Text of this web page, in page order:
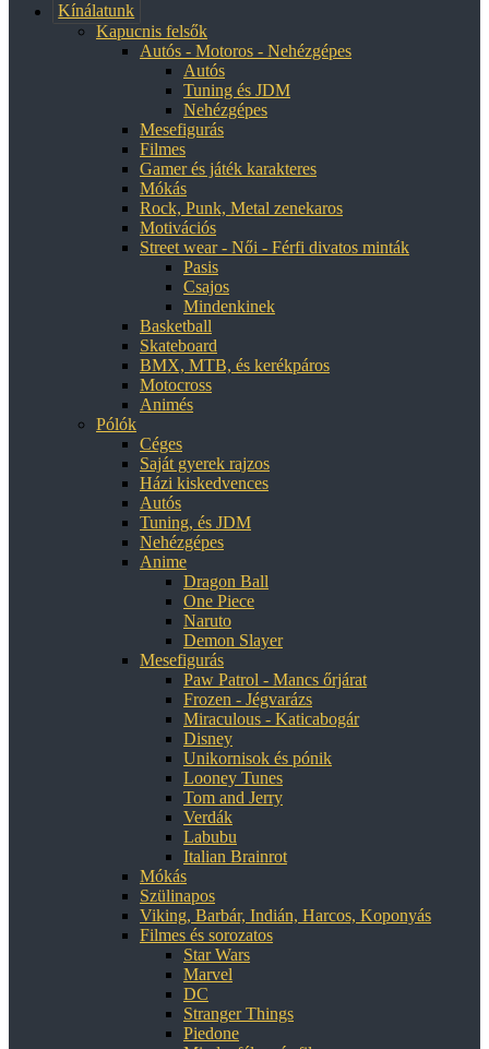
Kínálatunk
Kapucnis felsők
Autós - Motoros - Nehézgépes
Autós
Tuning és JDM
Nehézgépes
Mesefigurás
Filmes
Gamer és játék karakteres
Mókás
Rock, Punk, Metal zenekaros
Motivációs
Street wear - Női - Férfi divatos minták
Pasis
Csajos
Mindenkinek
Basketball
Skateboard
BMX, MTB, és kerékpáros
Motocross
Animés
Pólók
Céges
Saját gyerek rajzos
Házi kiskedvences
Autós
Tuning, és JDM
Nehézgépes
Anime
Dragon Ball
One Piece
Naruto
Demon Slayer
Mesefigurás
Paw Patrol - Mancs őrjárat
Frozen - Jégvarázs
Miraculous - Katicabogár
Disney
Unikornisok és pónik
Looney Tunes
Tom and Jerry
Verdák
Labubu
Italian Brainrot
Mókás
Szülinapos
Viking, Barbár, Indián, Harcos, Koponyás
Filmes és sorozatos
Star Wars
Marvel
DC
Stranger Things
Piedone